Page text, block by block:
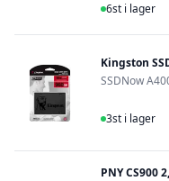
I Lager
6st i lager
Kingston
SSDNow
I Lager
3st i lager
PNY CS900